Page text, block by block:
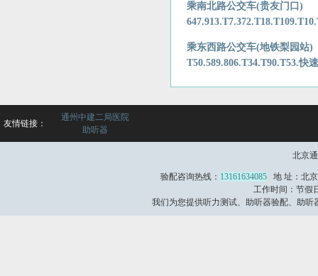
乘南北路公交车(贵友门口)
乘东西路公交车(地铁梨园站)
T50.589.806.T34.T90.T53.快
友情链接：
通州中建二局医院
助听器
北京
验配咨询热线： 13161634085 地 址：北
工作时间：节假
我们为您提供听力测试、助听器验配、助